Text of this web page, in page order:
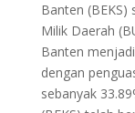
Banten
Milik Daerah
Banten
dengan
sebanyak